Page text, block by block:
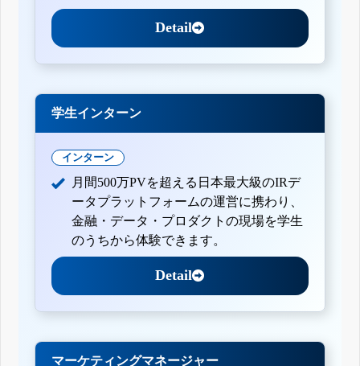
Detail
学生インターン
インターン
月間500万PVを超える日本最大級のIRデ
ータプラットフォームの運営に携わり、
金融・データ・プロダクトの現場を学生
のうちから体験できます。
Detail
マーケティングマネージャー